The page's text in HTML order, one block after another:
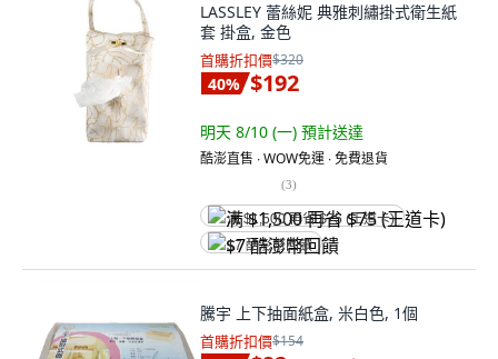
LASSLEY 蕾絲妮 典雅刺繡掛式衛生紙
套 掛盒, 金色
首購折扣價$320
40% $192
明天 8/10 (一) 預計送達
酷澎直售 ∙ WOW免運 ∙ 免費退貨
(3)
满 $1,500 再省 $75 (王道卡)
$7 酷澎幣回饋
騰宇 上下抽面紙盒, 米白色, 1個
首購折扣價$154